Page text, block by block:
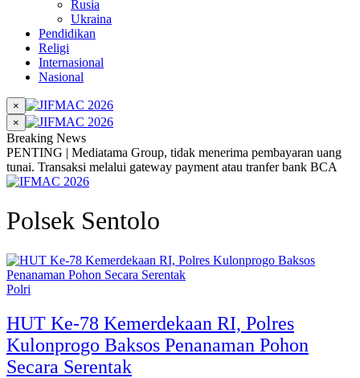
Rusia
Ukraina
Pendidikan
Religi
Internasional
Nasional
×
×
Breaking News
PENTING | Mediatama Group, tidak menerima pembayaran uang
tunai. Transaksi melalui gateway payment atau tranfer bank BCA
Polsek Sentolo
Polri
HUT Ke-78 Kemerdekaan RI, Polres
Kulonprogo Baksos Penanaman Pohon
Secara Serentak